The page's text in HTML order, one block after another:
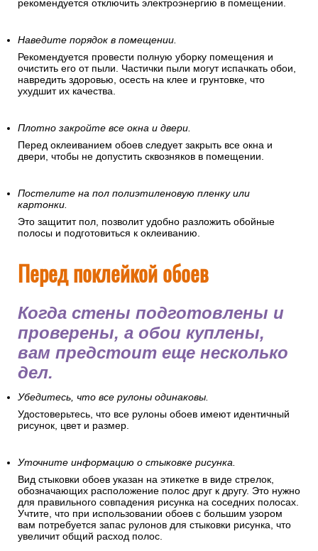
рекомендуется отключить электроэнергию в помещении.
Наведите порядок в помещении.
Рекомендуется провести полную уборку помещения и
ухудшит их качества.
двери, чтобы не допустить сквозняков в помещении.
Постелите на пол полиэтиленовую пленку или
Это защитит пол, позволит удобно разложить обойные
полосы и подготовиться к оклеиванию.
Перед поклейкой обоев
Когда стены подготовлены и
проверены, а обои куплены,
вам предстоит еще несколько
дел.
рисунок, цвет и размер.
Уточните информацию о стыковке рисунка.
Вид стыковки обоев указан на этикетке в виде стрелок,
обозначающих расположение полос друг к другу. Это нужно
для правильного совпадения рисунка на соседних полосах.